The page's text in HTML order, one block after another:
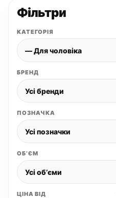
Фільтри
КАТЕГОРІЯ
БРЕНД
ПОЗНАЧКА
ОБʼЄМ
ЦІНА ВІД